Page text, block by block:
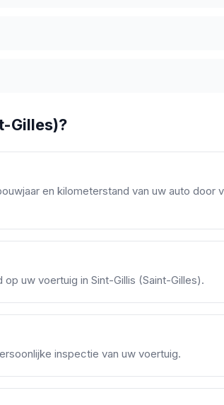
Gilles)?
en kilometerstand van uw auto door
uw voertuig in Sint-Gillis (Saint-Gilles).
inspectie van uw voertuig.